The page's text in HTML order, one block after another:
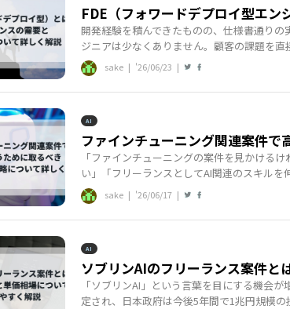
FDE（フォワードデプロイ型エン
開発経験を積んできたものの、仕様書通り
ジニアは少なくありません。顧客の課題を
sake | '26/06/23 |
AI
ファインチューニング関連案件で
「ファインチューニングの案件を見かける
い」「フリーランスとしてAI関連のスキル
sake | '26/06/17 |
AI
ソブリンAIのフリーランス案件と
「ソブリンAI」という言葉を目にする機会
定され、日本政府は今後5年間で1兆円規模